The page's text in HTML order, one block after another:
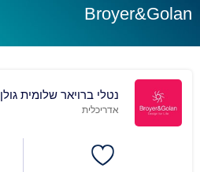
Broyer&Golan
נטלי ברויאר שלומית גולן
אדריכלית